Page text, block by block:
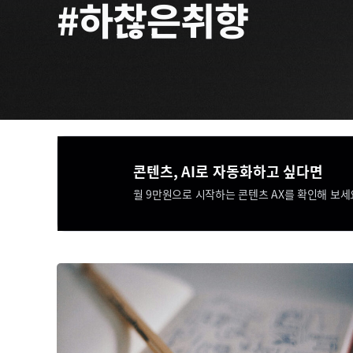
#하찮은취향
콘텐츠, AI로 자동화하고 싶다면​​
월 9만원으로 시작하는 콘텐츠 AX를 확인해 보